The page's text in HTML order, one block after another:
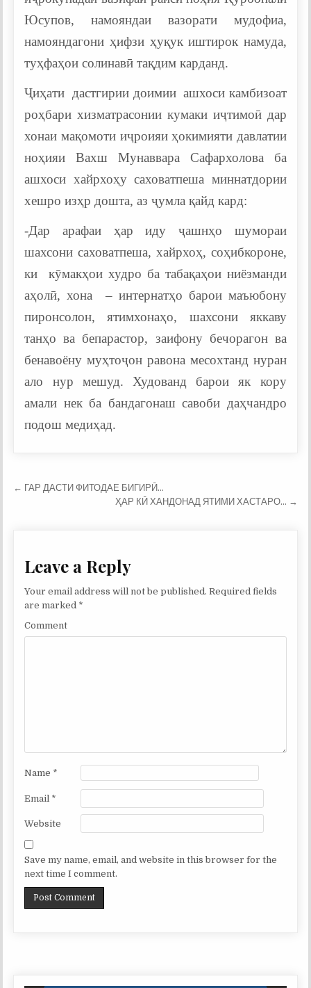
Юсупов, намояндаи вазорати мудофиа,
намояндагони ҳифзи ҳуқук иштирок намуда,
туҳфаҳои солинавӣ тақдим карданд.
Ҷиҳати дастгирии доимии ашхоси камбизоат
роҳбари хизматрасонии кумаки иҷтимоӣ дар
хонаи мақомоти иҷроияи ҳокимияти давлатии
ноҳияи Вахш Мунаввара Сафархолова ба
ашхоси хайрхоҳу саховатпеша миннатдории
хешро изҳр дошта, аз ҷумла қайд кард:
-Дар арафаи ҳар иду ҷашнҳо шумораи
шахсони саховатпеша, хайрхоҳ, соҳибкороне,
ки кӯмакҳои худро ба табақаҳои ниёзманди
аҳолӣ, хона – интернатҳо барои маъюбону
пиронсолон, ятимхонаҳо, шахсони яккаву
танҳо ва бепарастор, заифону бечорагон ва
бенавоёну муҳтоҷон равона месохтанд нуран
ало нур мешуд. Худованд барои як кору
амали нек ба бандагонаш савоби даҳчандро
подош медиҳад.
Post
← ГАР ДАСТИ ФИТОДАЕ БИГИРӢ…
ҲАР КӢ ХАНДОНАД ЯТИМИ ХАСТАРО… →
Leave a Reply
Your email address will not be published. Required fields
are marked *
Comment
Name *
Email *
Website
Save my name, email, and website in this browser for the
next time I comment.